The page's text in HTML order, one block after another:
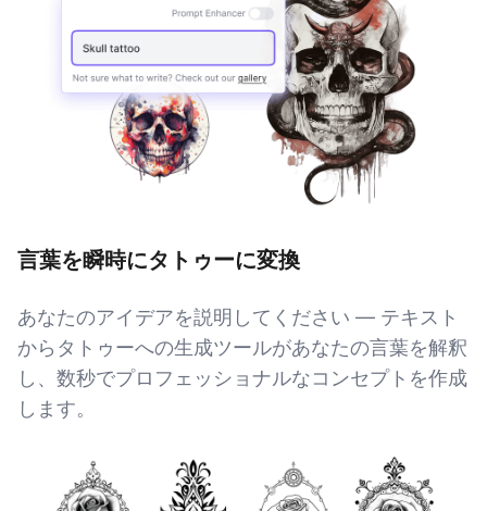
言葉を瞬時にタトゥーに変換
あなたのアイデアを説明してください — テキスト
からタトゥーへの生成ツールがあなたの言葉を解釈
し、数秒でプロフェッショナルなコンセプトを作成
します。